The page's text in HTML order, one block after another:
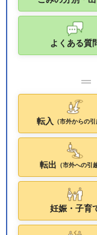
よくある質
転入 （市外からの引
転出 （市外への引
妊娠・子育